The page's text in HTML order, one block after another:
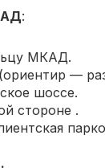
:
МКАД.
—
шоссе.
стороне .